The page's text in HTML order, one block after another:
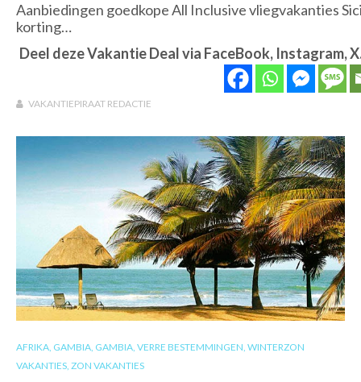
Aanbiedingen goedkope All Inclusive vliegvakanties
korting…
Deel deze Vakantie Deal via FaceBook, Instagram,
VAKANTIEPIRAAT REDACTIE
AFRIKA, GAMBIA, GAMBIA, VERRE BESTEMMINGEN, WINTERZON
VAKANTIES, ZON VAKANTIES